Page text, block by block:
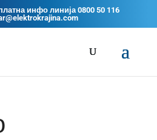
инфо линија 0800 50 116